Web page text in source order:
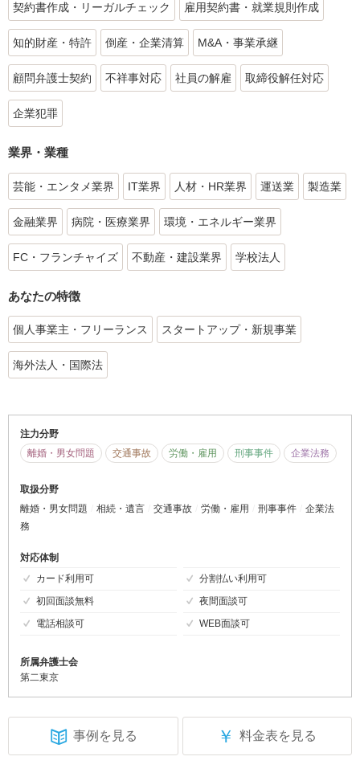
契約書作成・リーガルチェック 雇用契約書・就業規則作成
知的財産・特許 倒産・企業清算 M&A・事業承継
顧問弁護士契約 不祥事対応 社員の解雇 取締役解任対応
企業犯罪
業界・業種
芸能・エンタメ業界 IT業界 人材・HR業界 運送業 製造業
金融業界 病院・医療業界 環境・エネルギー業界
FC・フランチャイズ 不動産・建設業界 学校法人
あなたの特徴
個人事業主・フリーランス スタートアップ・新規事業
海外法人・国際法
注力分野
離婚・男女問題
交通事故 労働・雇用 刑事事件 企業法務
取扱分野
離婚・男女問題
相続・遺言 交通事故 労働・雇用 刑事事件
企業法
務
対応体制
カード利用可
分割払い利用可
初回面談無料
夜間面談可
電話相談可
WEB面談可
所属弁護士会
第二東京
事例を見る ￥ 料金表を見る